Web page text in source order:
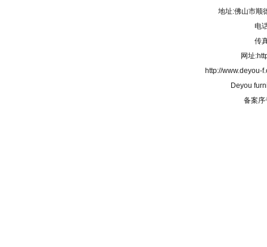
地址:佛山市顺
电
传
网址
http://www.deyou-
Deyou
备案